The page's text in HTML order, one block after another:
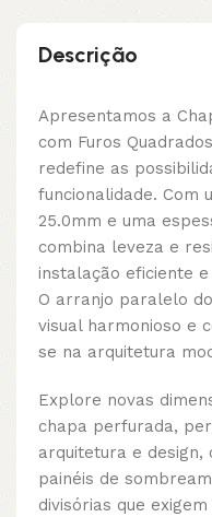
Descrição
Apresentamos a
com Furos
redefine as
funcionalidade. Com
25.0mm e uma
combina leveza e
instalação eficiente
O arranjo paralelo
visual harmonioso e
se na arquitetura
Explore novas
chapa perfurada,
arquitetura e design,
painéis de
divisórias que